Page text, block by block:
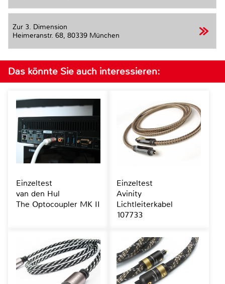
Zur 3. Dimension
Heimeranstr. 68, 80339 München
Das könnte Sie auch interessieren:
Einzeltest
van den Hul
The Optocoupler MK II
Einzeltest
Avinity
Lichtleiterkabel
107733